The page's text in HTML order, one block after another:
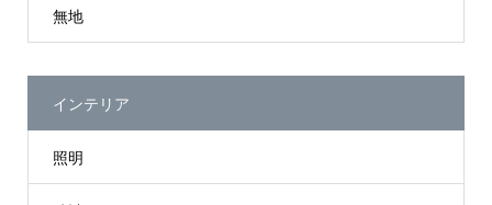
無地
インテリア
照明